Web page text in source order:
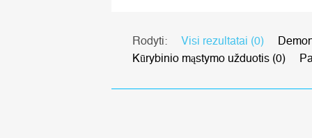
Rodyti: Visi rezultatai (0)
Kūrybinio mąstymo užduotis (0)